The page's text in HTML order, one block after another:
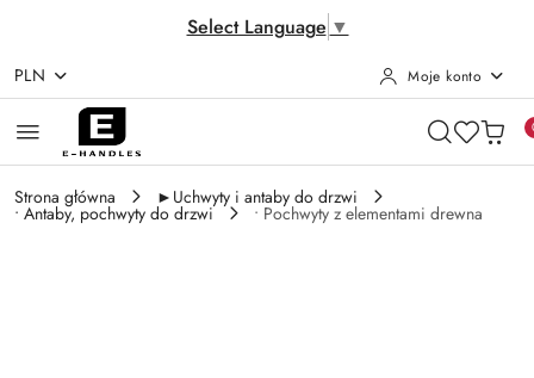
Select Language ▼
Przejdź do treści głównej
Przejdź do wyszukiwarki
Przejdź do moje konto
Przejdź do menu głównego
Przejdź do opisu produktu
Przejdź do stopki
PLN Moje konto
Strona główna ►Uchwyty i antaby do drzwi
• Antaby, pochwyty do drzwi • Pochwyty z elementami drewna